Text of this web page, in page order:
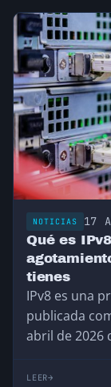
NOTICIAS 17
Qué es
tienes
IPv8 es una
publicada
abril de 2026
LEER